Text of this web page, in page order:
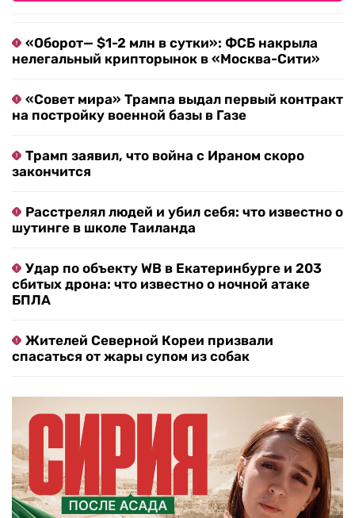
«Оборот— $1-2 млн в сутки»: ФСБ накрыла
нелегальный крипторынок в «Москва-Сити»
«Совет мира» Трампа выдал первый контракт
на постройку военной базы в Газе
Трамп заявил, что война с Ираном скоро
закончится
Расстрелял людей и убил себя: что известно о
шутинге в школе Таиланда
Удар по объекту WB в Екатеринбурге и 203
сбитых дрона: что известно о ночной атаке
БПЛА
Жителей Северной Кореи призвали
спасаться от жары супом из собак